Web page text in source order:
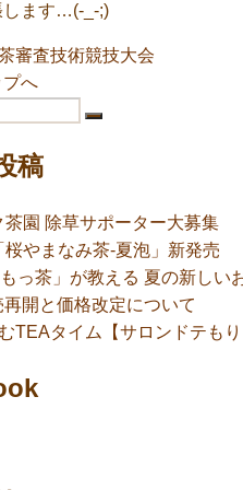
します…(-_-;)
審査技術競技大会
プへ
検
稿
茶園 除草サポーター大募集
やまなみ茶-夏泡」新発売
っ茶」が教える 夏の新しい
開と価格改定について
TEAタイム【サロンドテもり